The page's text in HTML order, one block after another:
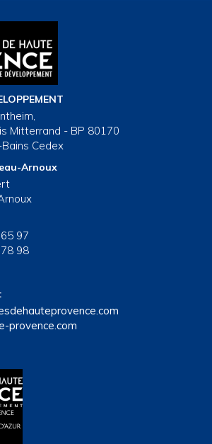
Mitterrand - BP 80170
Cedex
Arnoux
97
98
provence.com